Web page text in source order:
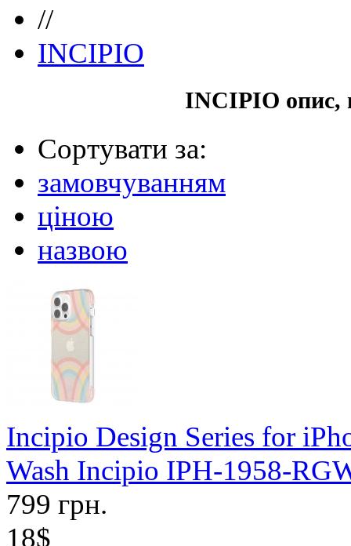
//
INCIPIO
INCIPIO опис,
Сортувати за:
замовчуванням
ціною
назвою
Incipio Design Series for
Wash Incipio IPH-1958-
799 грн.
18$